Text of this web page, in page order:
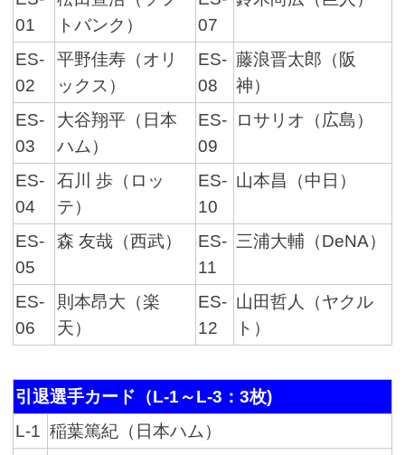
01
トバンク）
07
ES-
02
平野佳寿（オリ
ックス）
ES-
08
藤浪晋太郎（阪
神）
ES-
03
大谷翔平（日本
ハム）
ES-
09
ロサリオ（広島）
ES-
04
石川 歩（ロッ
テ）
ES-
10
山本昌（中日）
ES-
05
森 友哉（西武）
ES-
11
三浦大輔（DeNA）
ES-
06
則本昂大（楽
天）
ES-
12
山田哲人（ヤクル
ト）
引退選手カード（L-1～L-3：3枚)
L-1 稲葉篤紀（日本ハム）